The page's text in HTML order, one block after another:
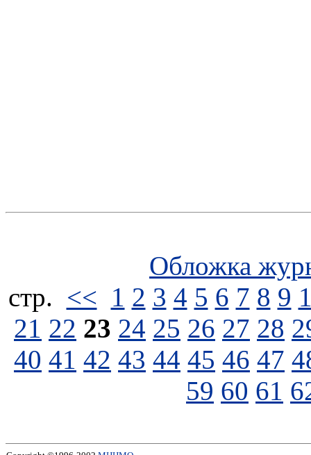
Обложка
стp. << 1 2 3 4 5 6 7 8 9
21 22 23 24 25 26 27 28
40 41 42 43 44 45 46 47
59 60 61